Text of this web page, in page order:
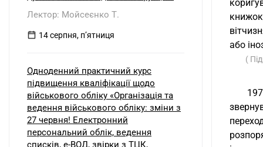
або
(
Лектор: Мойсеєнко Т.
14 серпня, пʼятниця
Одноденний практичний курс
підвищення кваліфікації щодо
військового обліку «Організація та
ведення військового обліку: зміни з
27 червня! Електронний
персональний облік, ведення
списків, е-ВОД, звірки з ТЦК,